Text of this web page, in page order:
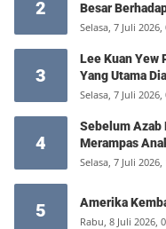
2
Besar
Selasa, 7 Juli 2026,
3
Lee Kuan Yew Perdana Menteri Singapura 1959-1990,
Yang Utama
Selasa, 7 Juli 2026,
4
Sebelum Azab
Merampas
Selasa, 7 Juli 2026,
5 Amerika
Rabu, 8 Juli 2026,